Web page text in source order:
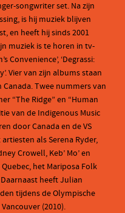
songwriter set. Na zijn
is hij muziek blijven
en heeft hij sinds 2001
muziek is te horen in tv-
Convenience’, ‘Degrassi:
Vier van zijn albums staan
Twee nummers van
“The Ridge” en “Human
van de Indigenous Music
door Canada en de VS
als Serena Ryder,
Crowell, Keb’ Mo’ en
het Mariposa Folk
heeft Julian
tijdens de Olympische
(2010).